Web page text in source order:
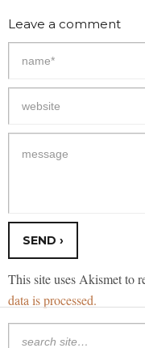
Leave a comment
This site uses Akismet to
data is processed.